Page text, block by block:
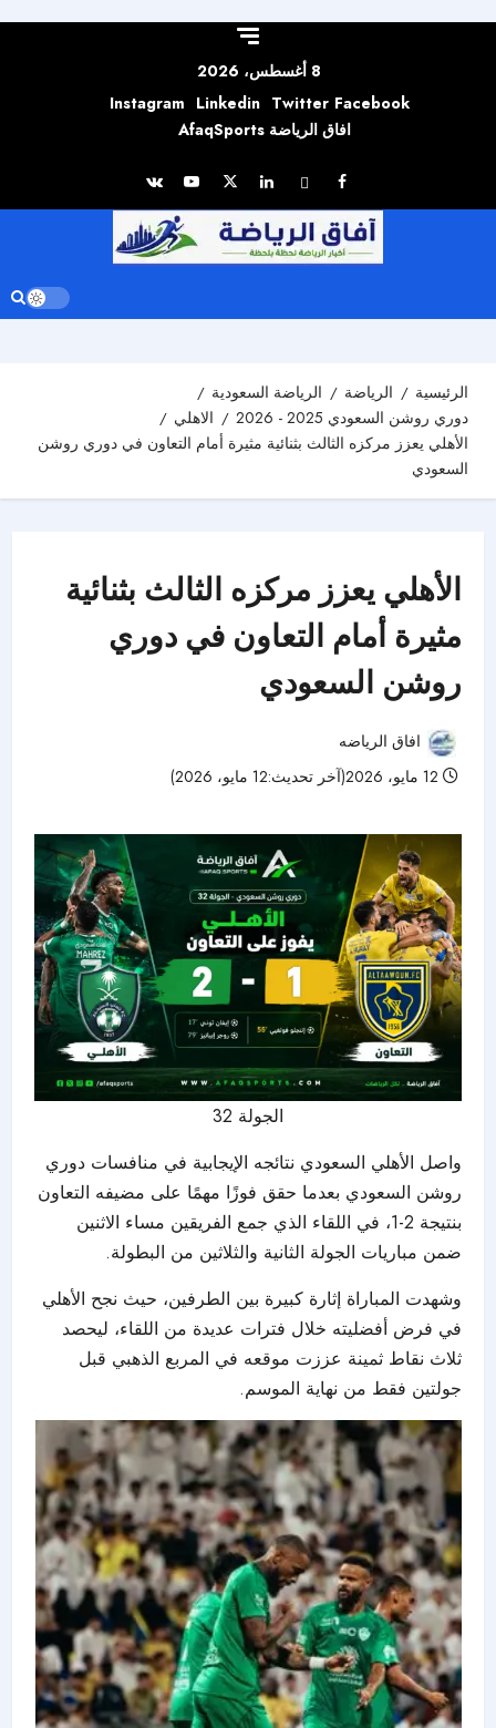
8 أغسطس، 2026
Facebook
Twitter
Linkedin
Instagram
افاق الرياضة AfaqSports
الرئيسية الرياضة
الرياضة السعودية
دوري روشن السعودي 2025 - 2026
الاهلي
الأهلي يعزز مركزه الثالث بثنائية مثيرة أمام التعاون في دوري روشن
السعودي
الأهلي يعزز مركزه الثالث بثنائية
مثيرة أمام التعاون في دوري
روشن السعودي
افاق الرياضه
الجولة 32
واصل الأهلي السعودي نتائجه الإيجابية في منافساتدوري
روشن السعودي بعدما حقق فوزًا مهمًا على مضيفه التعاون
بنتيجة 2-1، في اللقاء الذي جمع الفريقين مساء الاثنين
ضمن مباريات الجولة الثانية والثلاثين من البطولة.
وشهدت المباراة إثارة كبيرة بين الطرفين، حيث نجح الأهلي
في فرض أفضليته خلال فترات عديدة من اللقاء، ليحصد
ثلاث نقاط ثمينة عززت موقعه في المربع الذهبي قبل
جولتين فقط من نهاية الموسم.